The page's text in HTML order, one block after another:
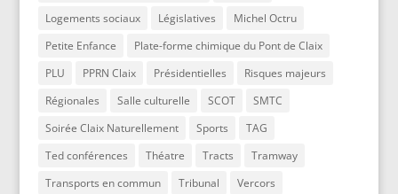
Logements sociaux
Législatives
Michel Octru
Petite Enfance
Plate-forme chimique du Pont de Claix
PLU
PPRN Claix Présidentielles
Risques majeurs
Régionales
Salle culturelle SCOT
SMTC
Soirée Claix Naturellement
Sports
TAG
Ted conférences
Théatre Tracts
Tramway
Transports en commun
Tribunal
Vercors